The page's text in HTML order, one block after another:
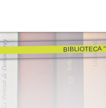
BIBLIOTECA